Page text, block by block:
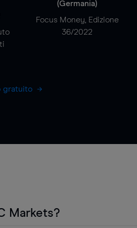
(Germania)
Focus Money, Edizione
36/2022
gratuito
Markets?